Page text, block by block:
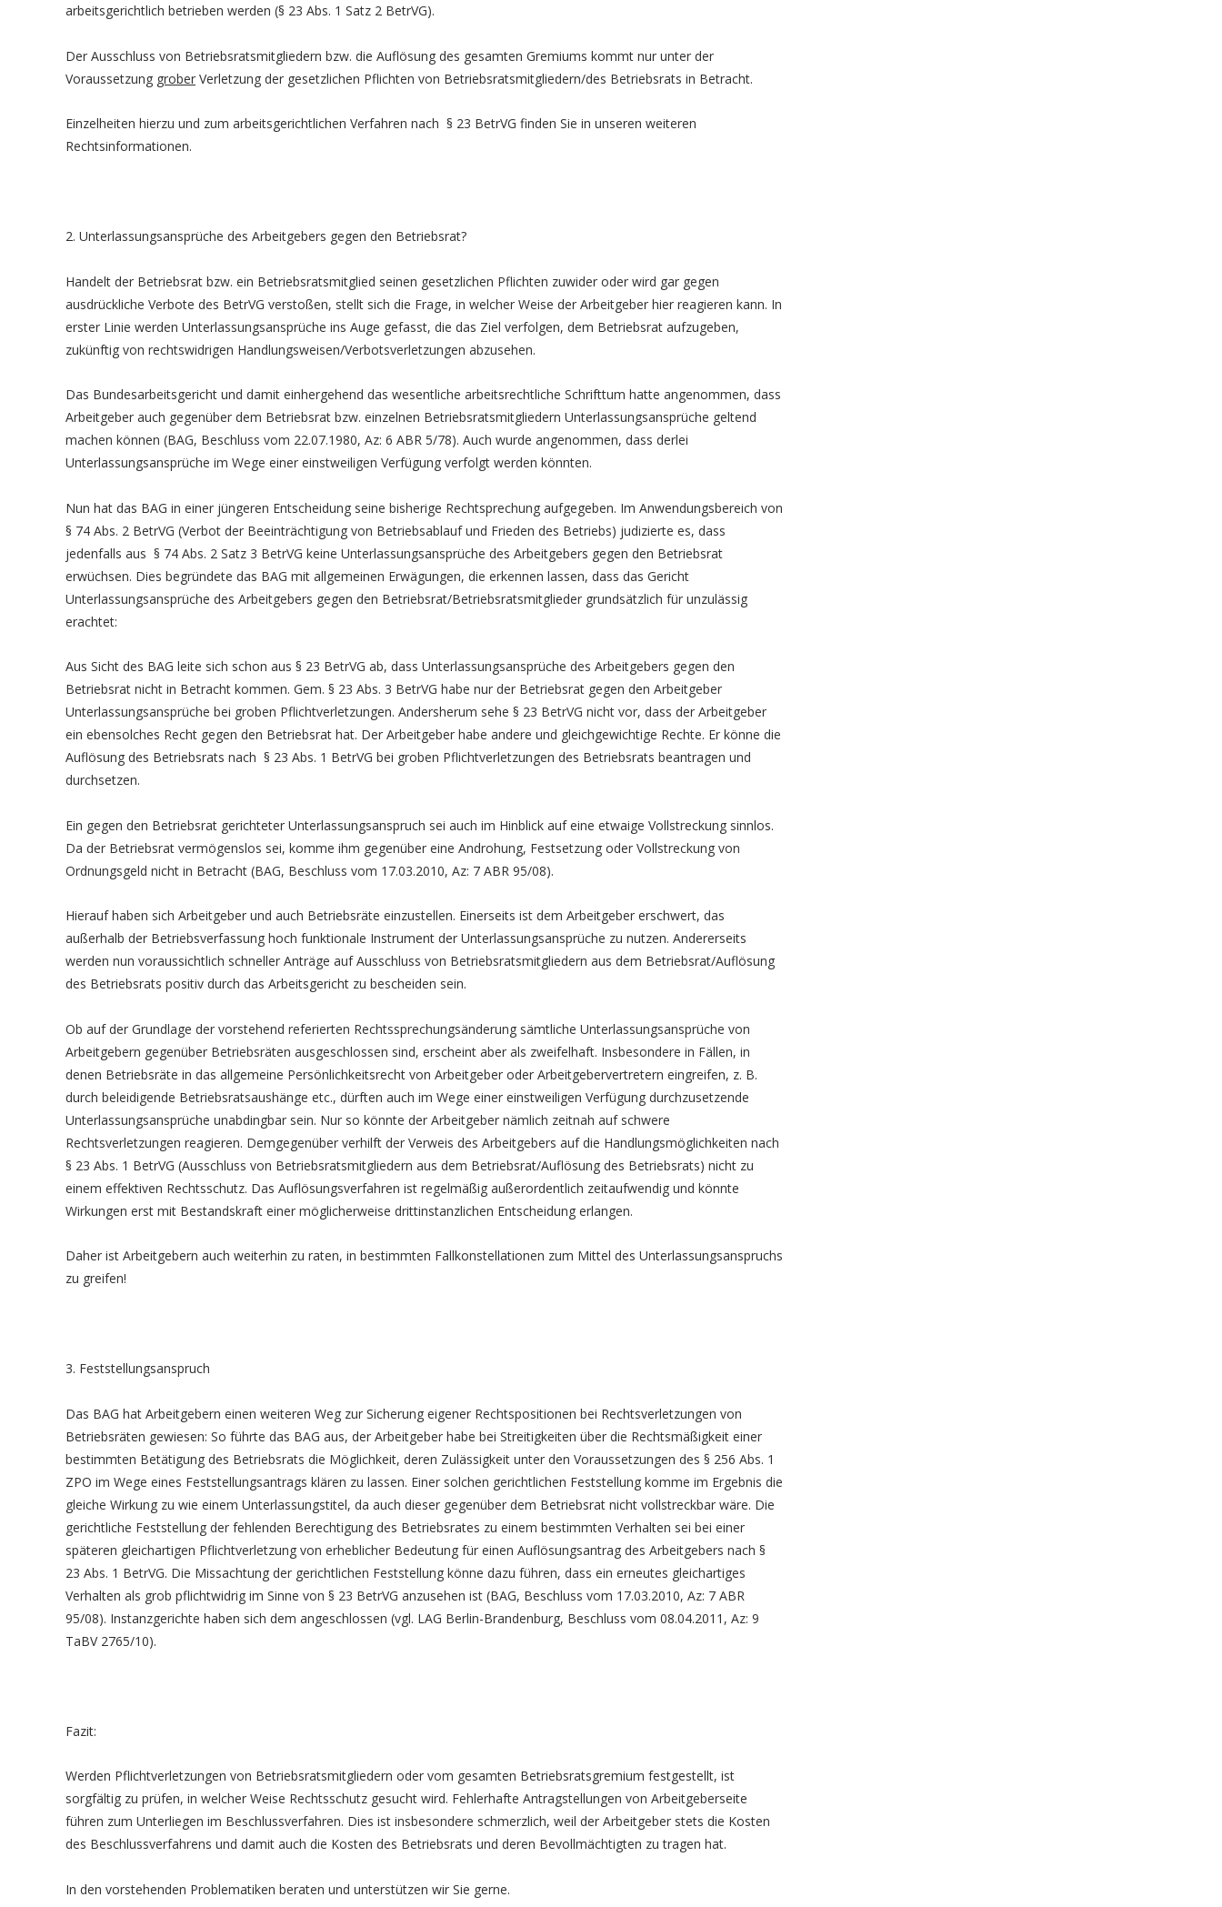
arbeitsgerichtlich betrieben werden (§ 23 Abs. 1 Satz 2 BetrVG).
Der Ausschluss von Betriebsratsmitgliedern bzw. die Auflösung des gesamten Gremiums kommt nur unter der
Voraussetzung grober Verletzung der gesetzlichen Pflichten von Betriebsratsmitgliedern/des Betriebsrats in Betracht.
Einzelheiten hierzu und zum arbeitsgerichtlichen Verfahren nach § 23 BetrVG finden Sie in unseren weiteren
Rechtsinformationen.
2. Unterlassungsansprüche des Arbeitgebers gegen den Betriebsrat?
Handelt der Betriebsrat bzw. ein Betriebsratsmitglied seinen gesetzlichen Pflichten zuwider oder wird gar gegen
ausdrückliche Verbote des BetrVG verstoßen, stellt sich die Frage, in welcher Weise der Arbeitgeber hier reagieren kann. In
erster Linie werden Unterlassungsansprüche ins Auge gefasst, die das Ziel verfolgen, dem Betriebsrat aufzugeben,
zukünftig von rechtswidrigen Handlungsweisen/Verbotsverletzungen abzusehen.
Das Bundesarbeitsgericht und damit einhergehend das wesentliche arbeitsrechtliche Schrifttum hatte angenommen, dass
Arbeitgeber auch gegenüber dem Betriebsrat bzw. einzelnen Betriebsratsmitgliedern Unterlassungsansprüche geltend
machen können (BAG, Beschluss vom 22.07.1980, Az: 6 ABR 5/78). Auch wurde angenommen, dass derlei
Unterlassungsansprüche im Wege einer einstweiligen Verfügung verfolgt werden könnten.
Nun hat das BAG in einer jüngeren Entscheidung seine bisherige Rechtsprechung aufgegeben. Im Anwendungsbereich von
§ 74 Abs. 2 BetrVG (Verbot der Beeinträchtigung von Betriebsablauf und Frieden des Betriebs) judizierte es, dass
jedenfalls aus § 74 Abs. 2 Satz 3 BetrVG keine Unterlassungsansprüche des Arbeitgebers gegen den Betriebsrat
erwüchsen. Dies begründete das BAG mit allgemeinen Erwägungen, die erkennen lassen, dass das Gericht
Unterlassungsansprüche des Arbeitgebers gegen den Betriebsrat/Betriebsratsmitglieder grundsätzlich für unzulässig
erachtet:
Aus Sicht des BAG leite sich schon aus § 23 BetrVG ab, dass Unterlassungsansprüche des Arbeitgebers gegen den
Betriebsrat nicht in Betracht kommen. Gem. § 23 Abs. 3 BetrVG habe nur der Betriebsrat gegen den Arbeitgeber
Unterlassungsansprüche bei groben Pflichtverletzungen. Andersherum sehe § 23 BetrVG nicht vor, dass der Arbeitgeber
ein ebensolches Recht gegen den Betriebsrat hat. Der Arbeitgeber habe andere und gleichgewichtige Rechte. Er könne die
Auflösung des Betriebsrats nach § 23 Abs. 1 BetrVG bei groben Pflichtverletzungen des Betriebsrats beantragen und
durchsetzen.
Ein gegen den Betriebsrat gerichteter Unterlassungsanspruch sei auch im Hinblick auf eine etwaige Vollstreckung sinnlos.
Da der Betriebsrat vermögenslos sei, komme ihm gegenüber eine Androhung, Festsetzung oder Vollstreckung von
Ordnungsgeld nicht in Betracht (BAG, Beschluss vom 17.03.2010, Az: 7 ABR 95/08).
Hierauf haben sich Arbeitgeber und auch Betriebsräte einzustellen. Einerseits ist dem Arbeitgeber erschwert, das
außerhalb der Betriebsverfassung hoch funktionale Instrument der Unterlassungsansprüche zu nutzen. Andererseits
werden nun voraussichtlich schneller Anträge auf Ausschluss von Betriebsratsmitgliedern aus dem Betriebsrat/Auflösung
des Betriebsrats positiv durch das Arbeitsgericht zu bescheiden sein.
Ob auf der Grundlage der vorstehend referierten Rechtssprechungsänderung sämtliche Unterlassungsansprüche von
Arbeitgebern gegenüber Betriebsräten ausgeschlossen sind, erscheint aber als zweifelhaft. Insbesondere in Fällen, in
denen Betriebsräte in das allgemeine Persönlichkeitsrecht von Arbeitgeber oder Arbeitgebervertretern eingreifen, z. B.
durch beleidigende Betriebsratsaushänge etc., dürften auch im Wege einer einstweiligen Verfügung durchzusetzende
Unterlassungsansprüche unabdingbar sein. Nur so könnte der Arbeitgeber nämlich zeitnah auf schwere
Rechtsverletzungen reagieren. Demgegenüber verhilft der Verweis des Arbeitgebers auf die Handlungsmöglichkeiten nach
§ 23 Abs. 1 BetrVG (Ausschluss von Betriebsratsmitgliedern aus dem Betriebsrat/Auflösung des Betriebsrats) nicht zu
einem effektiven Rechtsschutz. Das Auflösungsverfahren ist regelmäßig außerordentlich zeitaufwendig und könnte
Wirkungen erst mit Bestandskraft einer möglicherweise drittinstanzlichen Entscheidung erlangen.
Daher ist Arbeitgebern auch weiterhin zu raten, in bestimmten Fallkonstellationen zum Mittel des Unterlassungsanspruchs
zu greifen!
3. Feststellungsanspruch
Das BAG hat Arbeitgebern einen weiteren Weg zur Sicherung eigener Rechtspositionen bei Rechtsverletzungen von
Betriebsräten gewiesen: So führte das BAG aus, der Arbeitgeber habe bei Streitigkeiten über die Rechtsmäßigkeit einer
bestimmten Betätigung des Betriebsrats die Möglichkeit, deren Zulässigkeit unter den Voraussetzungen des § 256 Abs. 1
ZPO im Wege eines Feststellungsantrags klären zu lassen. Einer solchen gerichtlichen Feststellung komme im Ergebnis die
gleiche Wirkung zu wie einem Unterlassungstitel, da auch dieser gegenüber dem Betriebsrat nicht vollstreckbar wäre. Die
gerichtliche Feststellung der fehlenden Berechtigung des Betriebsrates zu einem bestimmten Verhalten sei bei einer
späteren gleichartigen Pflichtverletzung von erheblicher Bedeutung für einen Auflösungsantrag des Arbeitgebers nach §
23 Abs. 1 BetrVG. Die Missachtung der gerichtlichen Feststellung könne dazu führen, dass ein erneutes gleichartiges
Verhalten als grob pflichtwidrig im Sinne von § 23 BetrVG anzusehen ist (BAG, Beschluss vom 17.03.2010, Az: 7 ABR
95/08). Instanzgerichte haben sich dem angeschlossen (vgl. LAG Berlin-Brandenburg, Beschluss vom 08.04.2011, Az: 9
TaBV 2765/10).
Fazit:
Werden Pflichtverletzungen von Betriebsratsmitgliedern oder vom gesamten Betriebsratsgremium festgestellt, ist
sorgfältig zu prüfen, in welcher Weise Rechtsschutz gesucht wird. Fehlerhafte Antragstellungen von Arbeitgeberseite
führen zum Unterliegen im Beschlussverfahren. Dies ist insbesondere schmerzlich, weil der Arbeitgeber stets die Kosten
des Beschlussverfahrens und damit auch die Kosten des Betriebsrats und deren Bevollmächtigten zu tragen hat.
In den vorstehenden Problematiken beraten und unterstützen wir Sie gerne.